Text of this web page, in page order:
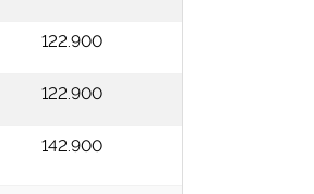
122.900
122.900
142.900